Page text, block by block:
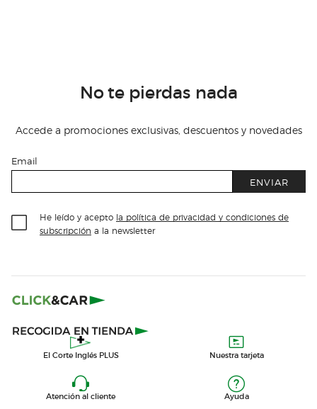
No te pierdas nada
Accede a promociones exclusivas, descuentos y novedades
Email
ENVIAR
He leído y acepto la política de privacidad y condiciones de
subscripción a la newsletter
El Corte Inglés PLUS Nuestra tarjeta
Atención al cliente Ayuda